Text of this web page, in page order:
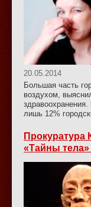
20.05.2014
Большая часть
воздухом,
лишь 12%
Прокуратура
«Тайны тела»